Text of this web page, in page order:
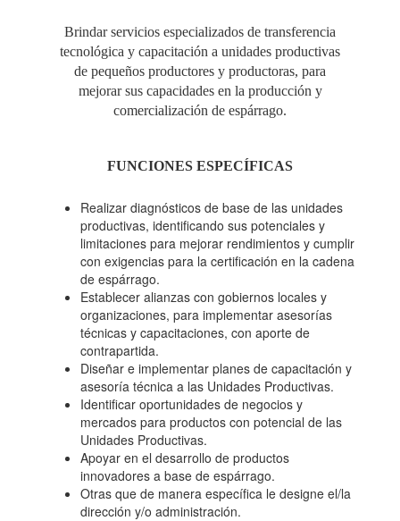
Brindar servicios especializados de transferencia
tecnológica y capacitación a unidades productivas
de pequeños productores y productoras, para
mejorar sus capacidades en la producción y
comercialización de espárrago.
FUNCIONES ESPECÍFICAS
Realizar diagnósticos de base de las unidades
productivas, identificando sus potenciales y
limitaciones para mejorar rendimientos y cumplir
con exigencias para la certificación en la cadena
de espárrago.
Establecer alianzas con gobiernos locales y
organizaciones, para implementar asesorías
técnicas y capacitaciones, con aporte de
contrapartida.
Diseñar e implementar planes de capacitación y
asesoría técnica a las Unidades Productivas.
Identificar oportunidades de negocios y
mercados para productos con potencial de las
Unidades Productivas.
Apoyar en el desarrollo de productos
innovadores a base de espárrago.
Otras que de manera específica le designe el/la
dirección y/o administración.